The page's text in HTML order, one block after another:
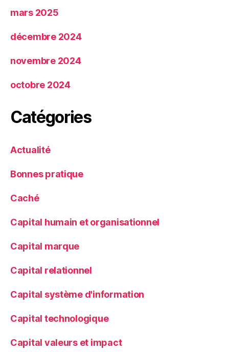
mars 2025
décembre 2024
novembre 2024
octobre 2024
Catégories
Actualité
Bonnes pratique
Caché
Capital humain et organisationnel
Capital marque
Capital relationnel
Capital système d'information
Capital technologique
Capital valeurs et impact